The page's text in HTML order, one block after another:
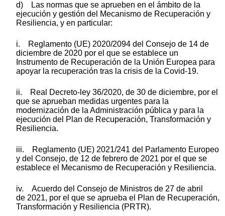
d) Las normas que se aprueben en el ámbito de la
ejecución y gestión del Mecanismo de Recuperación y
Resiliencia, y en particular:
i. Reglamento (UE) 2020/2094 del Consejo de 14 de
diciembre de 2020 por el que se establece un
Instrumento de Recuperación de la Unión Europea para
apoyar la recuperación tras la crisis de la Covid-19.
ii. Real Decreto-ley 36/2020, de 30 de diciembre, por el
que se aprueban medidas urgentes para la
modernización de la Administración pública y para la
ejecución del Plan de Recuperación, Transformación y
Resiliencia.
iii. Reglamento (UE) 2021/241 del Parlamento Europeo
y del Consejo, de 12 de febrero de 2021 por el que se
establece el Mecanismo de Recuperación y Resiliencia.
iv. Acuerdo del Consejo de Ministros de 27 de abril
de 2021, por el que se aprueba el Plan de Recuperación,
Transformación y Resiliencia (PRTR).